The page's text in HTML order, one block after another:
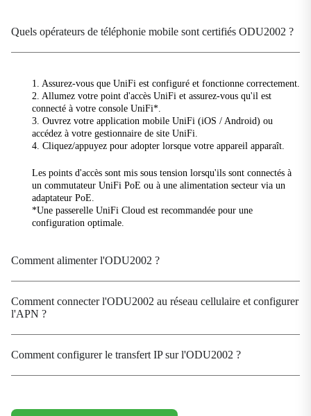
200 Mbit/s en envoi
Pouvoir
Saisir
Consommation d'énergie
≤ 15 W
Dimensions
Logement
Métal, sans ventilateur
fixation murale, fixation sur poteau
Poids
Quels opérateurs de téléphonie mobile sont certifiés ODU2002 ?
1. Assurez-vous que UniFi est configuré et fonctionne correctement.
2. Allumez votre point d'accès UniFi et assurez-vous qu'il est
connecté à votre console UniFi*.
3. Ouvrez votre application mobile UniFi (iOS / Android) ou
accédez à votre gestionnaire de site UniFi.
4. Cliquez/appuyez pour adopter lorsque votre appareil apparaît.
Les points d'accès sont mis sous tension lorsqu'ils sont connectés à
un commutateur UniFi PoE ou à une alimentation secteur via un
adaptateur PoE.
*Une passerelle UniFi Cloud est recommandée pour une
configuration optimale.
Comment alimenter l'ODU2002 ?
Comment connecter l'ODU2002 au réseau cellulaire et configurer
l'APN ?
Comment configurer le transfert IP sur l'ODU2002 ?